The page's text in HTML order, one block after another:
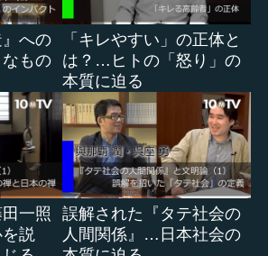
さんも居たのですが、どこかに行っ
だけが残り、牧師が居ない教会にな
いろいろと紆余曲折ありながら、べ
成長していくのです。
の町の住民ともめていました。住民
がすごく怖いわけです。実際に、暴力
来たりする。やたら人にビール瓶をぶ
たりして、もう皆が怖がっていたので
』への
もの
「キレやすい」の正体と
は？…ヒトの「怒り」の
本質に迫る
田一照
説
誤解された『タテ社会の
人間関係』…日本社会の